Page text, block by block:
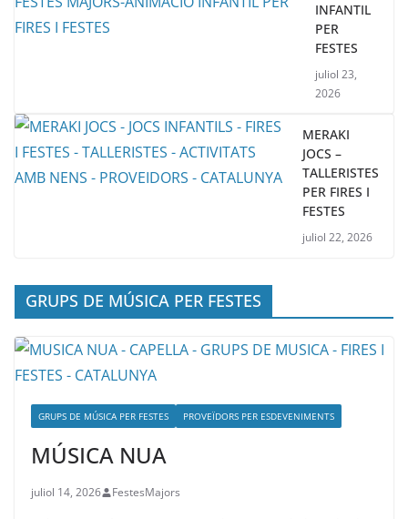
INFANTIL
PER
FESTES
juliol 23,
2026
MERAKI
JOCS –
TALLERISTES
PER FIRES I
FESTES
juliol 22, 2026
GRUPS DE MÚSICA PER FESTES
GRUPS DE MÚSICA PER FESTES PROVEÏDORS PER ESDEVENIMENTS
MÚSICA NUA
juliol 14, 2026 FestesMajors